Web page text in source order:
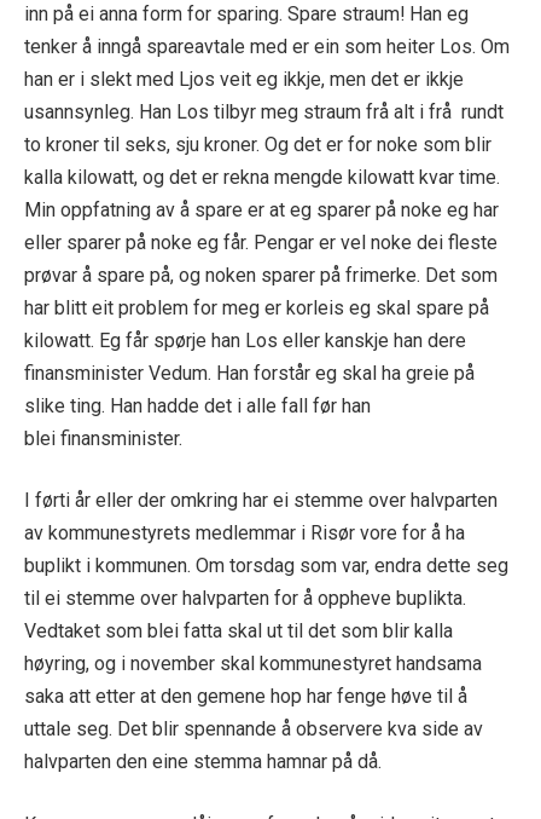
inn på ei anna form for sparing. Spare straum! Han eg
tenker å inngå spareavtale med er ein som heiter Los. Om
han er i slekt med Ljos veit eg ikkje, men det er ikkje
usannsynleg. Han Los tilbyr meg straum frå alt i frå rundt
to kroner til seks, sju kroner. Og det er for noke som blir
kalla kilowatt, og det er rekna mengde kilowatt kvar time.
Min oppfatning av å spare er at eg sparer på noke eg har
eller sparer på noke eg får. Pengar er vel noke dei fleste
prøvar å spare på, og noken sparer på frimerke. Det som
har blitt eit problem for meg er korleis eg skal spare på
kilowatt. Eg får spørje han Los eller kanskje han dere
finansminister Vedum. Han forstår eg skal ha greie på
slike ting. Han hadde det i alle fall før han
blei finansminister.
I førti år eller der omkring har ei stemme over halvparten
av kommunestyrets medlemmar i Risør vore for å ha
buplikt i kommunen. Om torsdag som var, endra dette seg
til ei stemme over halvparten for å oppheve buplikta.
Vedtaket som blei fatta skal ut til det som blir kalla
høyring, og i november skal kommunestyret handsama
saka att etter at den gemene hop har fenge høve til å
uttale seg. Det blir spennande å observere kva side av
halvparten den eine stemma hamnar på då.